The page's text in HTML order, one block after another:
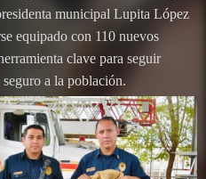
municipal Lupita López
equipado con 110 nuevos
clave para seguir
a la población.